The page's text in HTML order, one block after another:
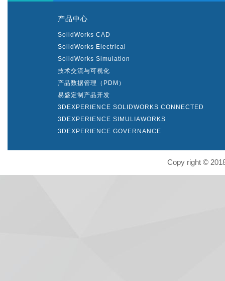
产品中心
SolidWorks CAD
SolidWorks Electrical
SolidWorks Simulation
技术交流与可视化
产品数据管理（PDM）
易盛定制产品开发
3DEXPERIENCE SOLIDWORKS CONNECTED
3DEXPERIENCE SIMULIAWORKS
3DEXPERIENCE GOVERNANCE
Copy right ©